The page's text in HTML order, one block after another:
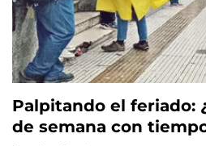
Palpitando el feriado:
de semana con